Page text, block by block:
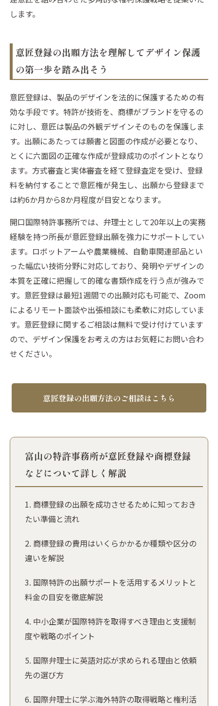
します。
意匠登録の出願方法を理解してデザイン保護
の第一歩を踏み出そう
意匠登録は、製品のデザインを法的に保護するための有
効な手段です。特許が技術を、商標がブランドを守るの
に対し、意匠は製品の外観デザインそのものを保護しま
す。出願にあたっては願書と図面の作成が必要となり、
とくに六面図の正確な作成が登録成功のポイントとなり
ます。方式審査と実体審査を経て登録査定を受け、登録
料を納付することで意匠権が発生し、出願から登録まで
は約6か月から8か月程度が目安となります。
開口国際特許事務所では、弁理士として20年以上の実務
経験を持つ所長が意匠登録出願を強力にサポートしてい
ます。ロボットアームや農業機械、自動車関連部品とい
った幅広い技術分野に対応しており、発明やデザインの
本質を正確に把握して的確な書類作成を行う点が強みで
す。意匠登録は最短1週間での出願対応も可能で、Zoom
によるリモート面談や出張相談にも柔軟に対応していま
す。意匠登録に関するご相談は無料で受け付けています
ので、デザイン保護をお考えの方はお気軽にお問い合わ
せください。
意匠登録の出願方法のご相談はこちら
富山の特許事務所が意匠登録や商標登録
などについて詳しく解説
商標登録の出願を成功させるために知っておき
たい準備と流れ
商標登録の費用はいくらかかるか種類や区分の
違いを解説
国際特許の出願サポートを活用するメリットと
料金の目安を徹底解説
中小企業が国際特許を取得すべき理由と支援制
度や戦略のポイント
国際弁理士に英語対応が求められる理由と依頼
先の選び方
国際弁理士に学ぶ海外特許の取得戦略と権利活